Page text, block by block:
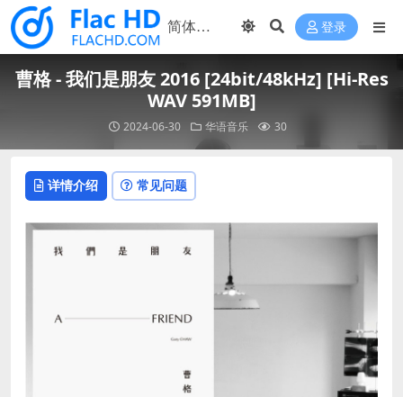
登录
曹格 - 我们是朋友 2016 [24bit/48kHz] [Hi-Res
WAV 591MB]
2024-06-30 华语音乐 30
详情介绍 常见问题